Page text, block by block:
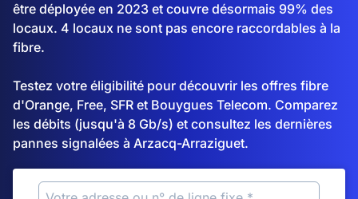
être déployée en 2023 et couvre désormais 99% des
locaux. 4 locaux ne sont pas encore raccordables à la
fibre.
Testez votre éligibilité pour découvrir les offres fibre
d'Orange, Free, SFR et Bouygues Telecom. Comparez
les débits (jusqu'à 8 Gb/s) et consultez les dernières
pannes signalées à Arzacq-Arraziguet.